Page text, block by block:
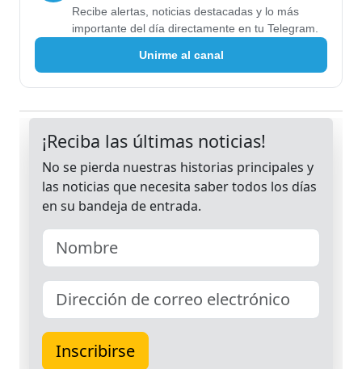
Recibe alertas, noticias destacadas y lo más
importante del día directamente en tu Telegram.
Unirme al canal